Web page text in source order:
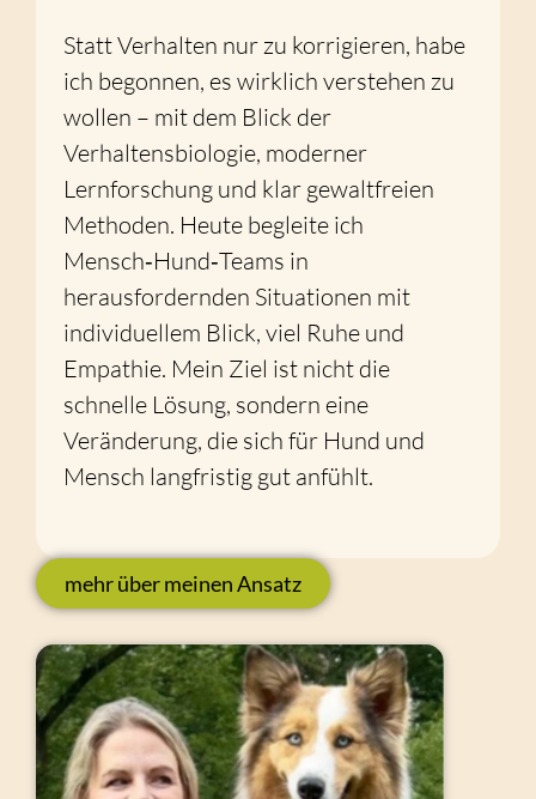
Statt Verhalten nur zu korrigieren, habe
ich begonnen, es wirklich verstehen zu
wollen – mit dem Blick der
Verhaltensbiologie, moderner
Lernforschung und klar gewaltfreien
Methoden. Heute begleite ich
Mensch‑Hund‑Teams in
herausfordernden Situationen mit
individuellem Blick, viel Ruhe und
Empathie. Mein Ziel ist nicht die
schnelle Lösung, sondern eine
Veränderung, die sich für Hund und
Mensch langfristig gut anfühlt.
mehr über meinen Ansatz